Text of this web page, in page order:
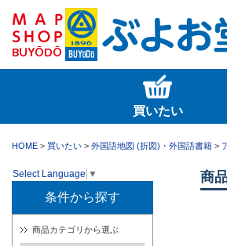
買いたい
HOME > 買いたい > 外国語地図 (折図)・外国語書籍 >
Select Language ▼
条件から探す
商品カテゴリから選ぶ
商